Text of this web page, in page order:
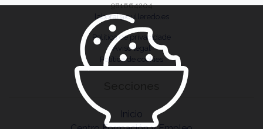
981664204
laboral@culleredo.es
Política de privacidade
Aviso legal
Política de cookies
Inicio